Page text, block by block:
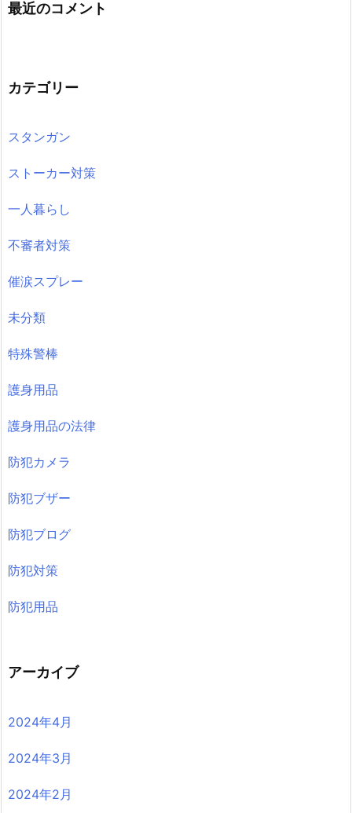
最近のコメント
カテゴリー
スタンガン
ストーカー対策
一人暮らし
不審者対策
催涙スプレー
未分類
特殊警棒
護身用品
護身用品の法律
防犯カメラ
防犯ブザー
防犯ブログ
防犯対策
防犯用品
アーカイブ
2024年4月
2024年3月
2024年2月